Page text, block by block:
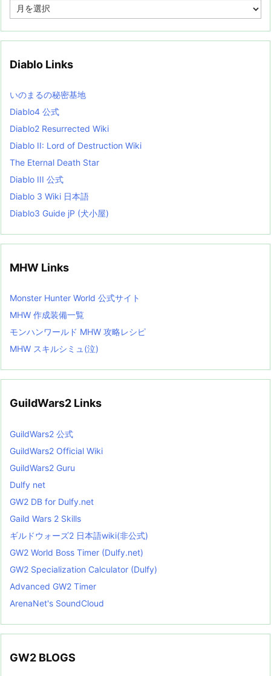
e
i
s
t
Diablo Links
いのまるの秘密基地
Diablo4 公式
Diablo2 Resurrected Wiki
Diablo II: Lord of Destruction Wiki
The Eternal Death Star
Diablo III 公式
Diablo 3 Wiki 日本語
Diablo3 Guide jP (犬小屋)
MHW Links
Monster Hunter World 公式サイト
MHW 作成装備一覧
モンハンワールド MHW 攻略レシピ
MHW スキルシミュ(泣)
GuildWars2 Links
GuildWars2 公式
GuildWars2 Official Wiki
GuildWars2 Guru
Dulfy net
GW2 DB for Dulfy.net
Gaild Wars 2 Skills
ギルドウォーズ2 日本語wiki(非公式)
GW2 World Boss Timer (Dulfy.net)
GW2 Specialization Calculator (Dulfy)
Advanced GW2 Timer
ArenaNet's SoundCloud
GW2 BLOGS